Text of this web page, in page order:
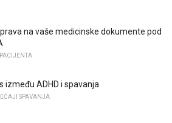
na vaše medicinske dokumente pod
između ADHD i spavanja
SPAVANJA